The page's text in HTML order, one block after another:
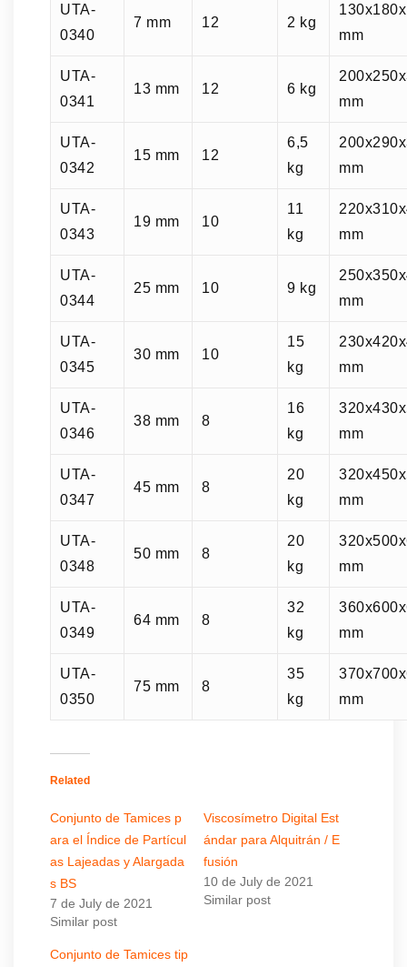
UTA-
0340
7 mm 12 2 kg
mm
UTA-
0341
13 mm 12 6 kg
mm
UTA-
0342
15 mm 12
6,5
kg
mm
UTA-
0343
19 mm 10
11
kg
mm
UTA-
0344
25 mm 10 9 kg
mm
UTA-
0345
30 mm 10
15
kg
mm
UTA-
0346
38 mm 8
16
kg
mm
UTA-
0347
45 mm 8
20
kg
mm
UTA-
0348
50 mm 8
20
kg
mm
UTA-
0349
64 mm 8
32
kg
mm
UTA-
0350
75 mm 8
35
kg
mm
Related
Conjunto de Tamices p
ara el Índice de Partícul
as Lajeadas y Alargada
s BS
7 de July de 2021
Similar post
Viscosímetro Digital Est
ándar para Alquitrán / E
fusión
10 de July de 2021
Similar post
Conjunto de Tamices tip